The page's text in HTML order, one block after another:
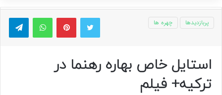
توییتر پینتریستواتس آپ
پربازدیدها چهره ها
استایل خاص بهاره رهنما در
ترکیه+ فیلم